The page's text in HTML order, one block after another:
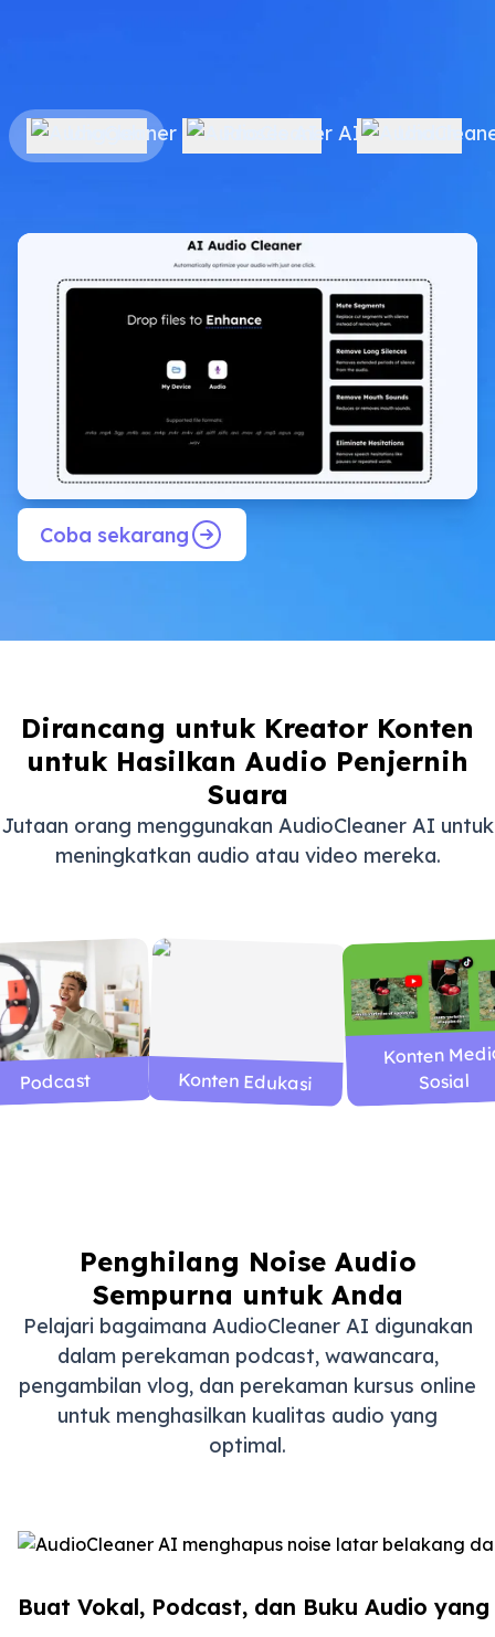
Coba sekarang
Dirancang untuk Kreator Konten
untuk Hasilkan Audio Penjernih
Suara
Jutaan orang menggunakan AudioCleaner AI untuk
meningkatkan audio atau video mereka.
Podcast Konten Edukasi
Konten
Sosial
Penghilang Noise Audio
Sempurna untuk Anda
Pelajari bagaimana AudioCleaner AI digunakan
dalam perekaman podcast, wawancara,
pengambilan vlog, dan perekaman kursus online
untuk menghasilkan kualitas audio yang
optimal.
Buat Vokal, Podcast, dan Buku Audio yang